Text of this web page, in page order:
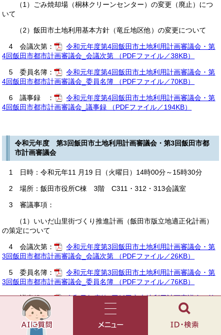
（1）ごみ焼却場（桐林クリーンセンター）の変更（廃止）につ
いて
（2）飯田市土地利用基本方針（竜丘地区他）の変更について
4 会議次第：
令和元年度第4回飯田市土地利用計画審議会・第
4回飯田市都市計画審議会_会議次第 （PDFファイル／38KB）
5 委員名簿：
令和元年度第4回飯田市土地利用計画審議会・第
4回飯田市都市計画審議会_委員名簿 （PDFファイル／70KB）
6 議事録 ：
令和元年度第4回飯田市土地利用計画審議会・第
4回飯田市都市計画審議会_議事録 （PDFファイル／194KB）
令和元年度 第3回飯田市土地利用計画審議会・第3回飯田市都
市計画審議会
1 日時：令和元年11 月19 日（火曜日）14時00分～15時30分
2 場所：飯田市役所C棟 3階 C311・312・313会議室
3 審議事項：
（1）いいだ山里街づくり推進計画（飯田市版立地適正化計画）
の策定について
4 会議次第：
令和元年度第3回飯田市土地利用計画審議会・第
3回飯田市都市計画審議会_会議次第 （PDFファイル／26KB）
5 委員名簿：
令和元年度第3回飯田市土地利用計画審議会・第
3回飯田市都市計画審議会_委員名簿 （PDFファイル／76KB）
6 議事録 ：
令和元年度第3回飯田市土地利用計画審議会・第
3回飯田市都市計画審議会_議事録 （PDFファイル／264KB）